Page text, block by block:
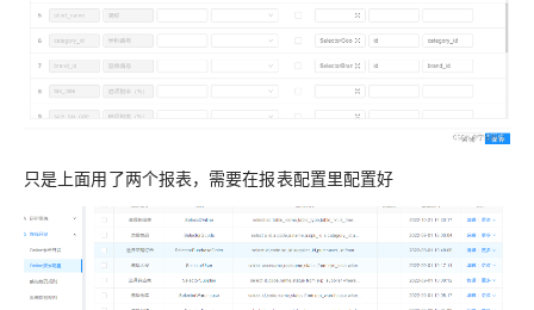
只是上面用了两个报表，需要在报表配置里配置好